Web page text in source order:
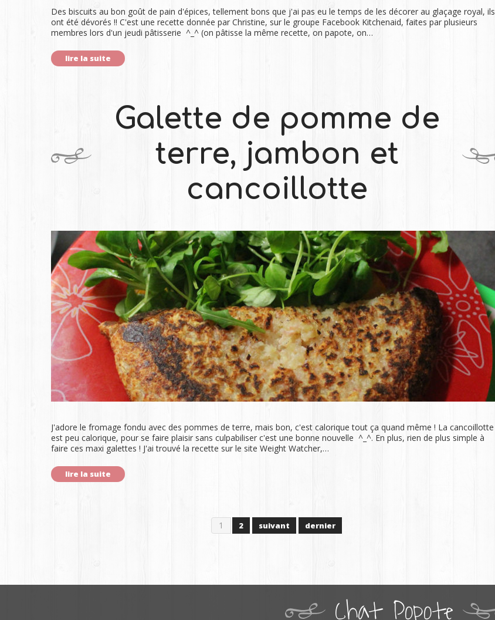
Des biscuits au bon goût de pain d'épices, tellement bons que j'ai pas eu le temps de les décorer au glaçage royal, ils
ont été dévorés !! C'est une recette donnée par Christine, sur le groupe Facebook Kitchenaid, faites par plusieurs
membres lors d'un jeudi pâtisserie ^_^ (on pâtisse la même recette, on papote, on…
lire la suite
Galette de pomme de
terre, jambon et
cancoillotte
J'adore le fromage fondu avec des pommes de terre, mais bon, c'est calorique tout ça quand même ! La cancoillotte
est peu calorique, pour se faire plaisir sans culpabiliser c'est une bonne nouvelle ^_^. En plus, rien de plus simple à
faire ces maxi galettes ! J'ai trouvé la recette sur le site Weight Watcher,…
lire la suite
1 2 suivant dernier